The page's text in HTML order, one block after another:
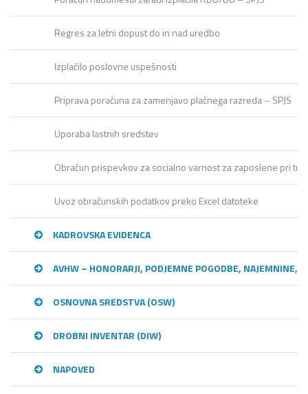
Regres za letni dopust do in nad uredbo
Izplačilo poslovne uspešnosti
Priprava poračuna za zamenjavo plačnega razreda – SPJS
Uporaba lastnih sredstev
Obračun prispevkov za socialno varnost za zaposlene pri
Uvoz obračunskih podatkov preko Excel datoteke
KADROVSKA EVIDENCA
AVHW – HONORARJI, PODJEMNE POGODBE, NAJEMNINE,…
OSNOVNA SREDSTVA (OSW)
DROBNI INVENTAR (DIW)
NAPOVED